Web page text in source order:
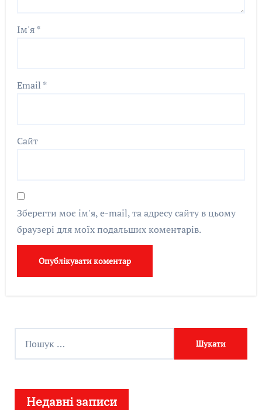
Ім'я*
Email *
Сайт
Зберегти моє ім'я, e-mail, та адресу сайту в цьому
браузері для моїх подальших коментарів.
Недавні записи